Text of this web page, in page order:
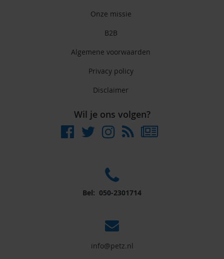
Onze missie
B2B
Algemene voorwaarden
Privacy policy
Disclaimer
Wil je ons volgen?
Bel: 050-2301714
info@petz.nl